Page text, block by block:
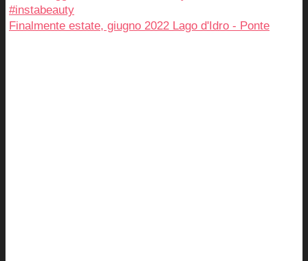
Finalmente estate, giugno 2022 Lago d'Idro - Ponte